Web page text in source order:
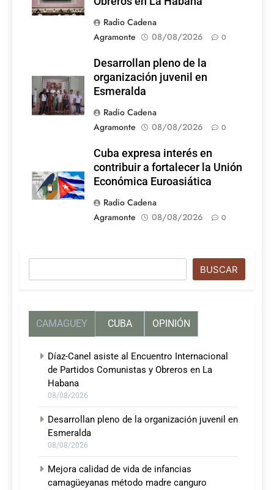
Radio Cadena
Agramonte
08/08/2026 0
Desarrollan pleno de la
organización juvenil en
Esmeralda
Radio Cadena
Agramonte
08/08/2026 0
Cuba expresa interés en
contribuir a fortalecer la Unión
Económica Euroasiática
Radio Cadena
Agramonte
08/08/2026 0
BUSCAR
CAMAGUEY CUBA OPINIÓN
Díaz-Canel asiste al Encuentro Internacional
de Partidos Comunistas y Obreros en La
Habana
08/08/2026
Desarrollan pleno de la organización juvenil en
Esmeralda
08/08/2026
Mejora calidad de vida de infancias
camagüeyanas método madre canguro